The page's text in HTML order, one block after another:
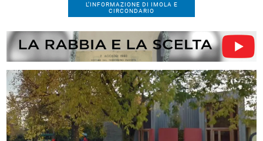
L’INFORMAZIONE DI IMOLA E
CIRCONDARIO